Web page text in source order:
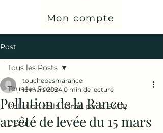
Mon compte
Post
Tous les Posts
Pollution de la Rance par la SAUR
L'Eau
Tous les Posts
Pollution de la Rance,
arrêté de levée du 15 mars
touchepasmarance
16 mars 2024 0 min de lecture